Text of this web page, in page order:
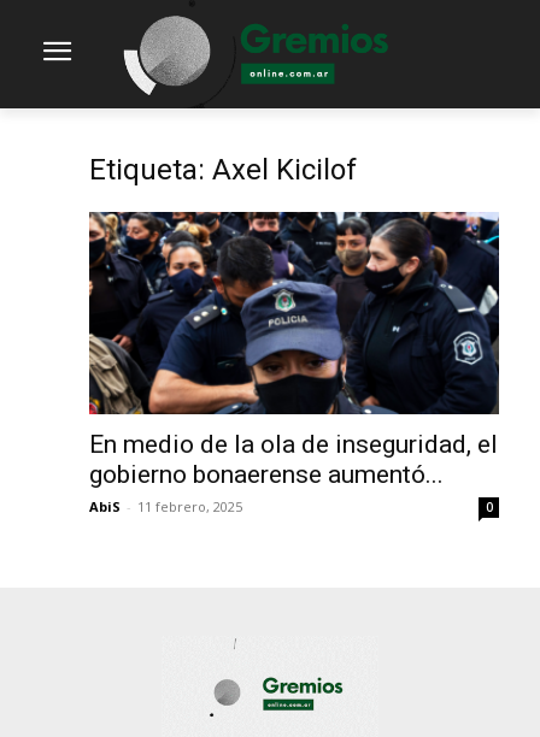
Etiqueta: Axel Kicilof
En medio de la ola de inseguridad, el
gobierno bonaerense aumentó...
AbiS - 11 febrero, 2025 0